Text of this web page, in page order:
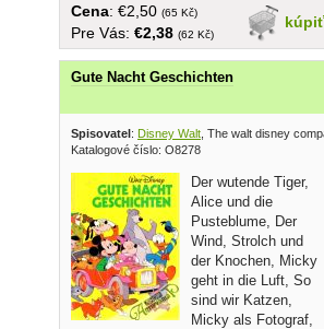
kúpiť
Cena: €2,50 (65 Kč)
Pre Vás: €2,38 (62 Kč)
Gute Nacht Geschichten
Spisovatel: Disney Walt , The walt disney
Katalogové číslo: O8278
Der wutende Tiger,
Alice und die
Pusteblume, Der
Wind, Strolch und
der Knochen, Micky
geht in die Luft, So
sind wir Katzen,
Micky als Fotograf,